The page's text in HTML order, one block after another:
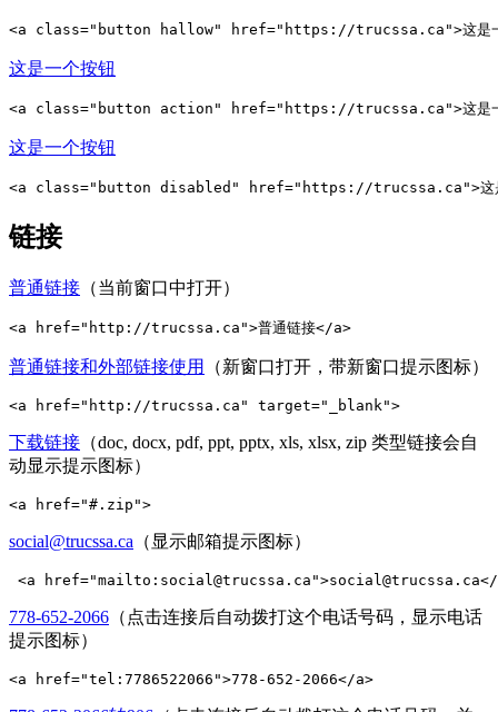
<a class="button hallow" href="https://trucssa.ca">这是一
这是一个按钮
<a class="button action" href="https://trucssa.ca">这是一
这是一个按钮
<a class="button disabled" href="https://trucssa.ca">这是
链接
普通链接 （当前窗口中打开）
<a href="http://trucssa.ca">普通链接</a>
普通链接和外部链接使用 （新窗口打开，带新窗口提示图标）
<a href="http://trucssa.ca" target="_blank">
下载链接 （doc, docx, pdf, ppt, pptx, xls, xlsx, zip 类型链接会自
动显示提示图标）
<a href="#.zip">
social@trucssa.ca （显示邮箱提示图标）
<a href="mailto:social@trucssa.ca">social@trucssa.ca</
778-652-2066 （点击连接后自动拨打这个电话号码，显示电话
提示图标）
<a href="tel:7786522066">778-652-2066</a>